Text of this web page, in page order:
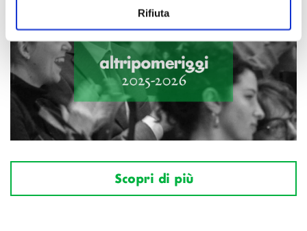
Rifiuta
Scopri di più